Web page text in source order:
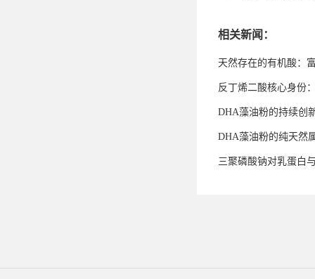
相关新闻：
天然存在的有机酸：
反丁烯二酸核心身份
DHA藻油粉的持续创
DHA藻油粉的纯天然
三聚磷酸钠对乳蛋白